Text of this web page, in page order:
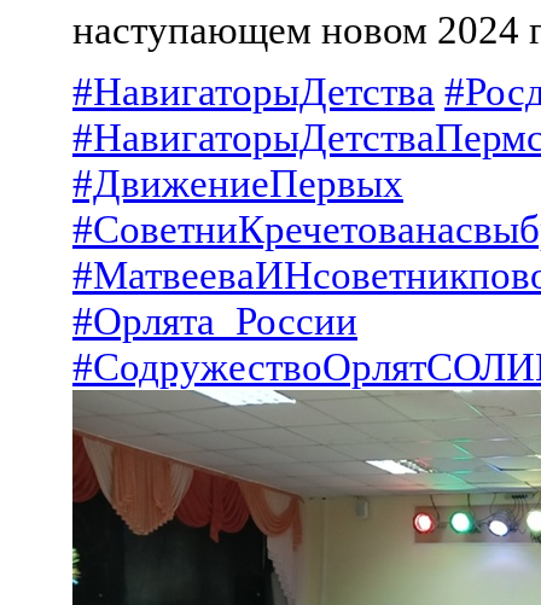
наступающем новом 2024
#НавигаторыДетства
#ДвижениеПервых
#Орлята_России